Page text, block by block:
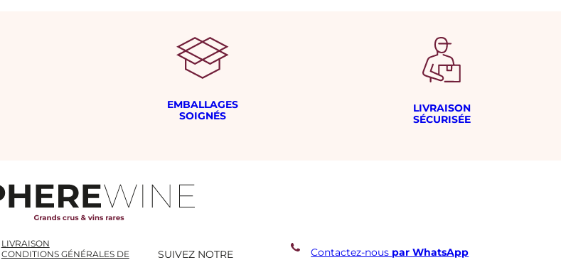
EMBALLAGES
SOIGNÉS
LIVRAISON
SÉCURISÉE
LIVRAISON
CONDITIONS GÉNÉRALES DE
SUIVEZ NOTRE Contactez-nous par WhatsApp